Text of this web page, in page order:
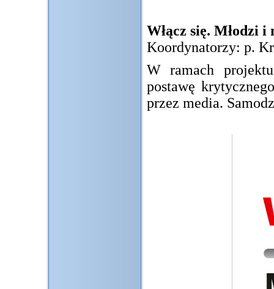
Włącz się. Młodzi i
Koordynatorzy: p.
W ramach
postawę
przez media.